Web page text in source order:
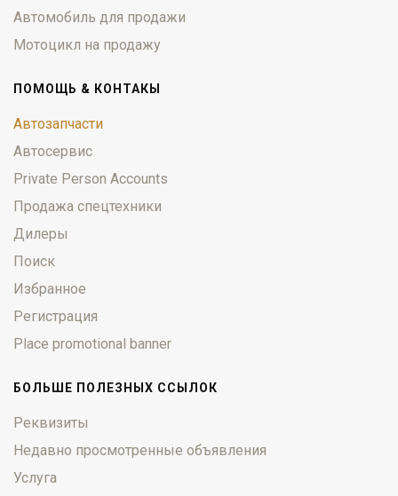
Автомобиль для продажи
Мотоцикл на продажу
ПОМОЩЬ & КОНТАКЫ
Автозапчасти
Автосервис
Private Person Accounts
Продажа спецтехники
Дилеры
Поиск
Избранное
Регистрация
Place promotional banner
БОЛЬШЕ ПОЛЕЗНЫХ ССЫЛОК
Реквизиты
Недавно просмотренные объявления
Услуга